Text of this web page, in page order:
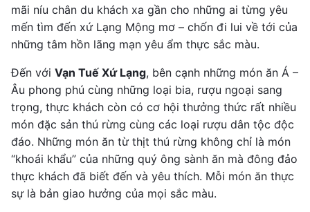
mãi níu chân du khách xa gần cho những ai từng yêu
mến tìm đến xứ Lạng Mộng mơ – chốn đi lui về tới của
những tâm hồn lãng mạn yêu ẩm thực sắc màu.
Đến với Vạn Tuế Xứ Lạng, bên cạnh những món ăn Á –
Âu phong phú cùng những loại bia, rượu ngoại sang
trọng, thực khách còn có cơ hội thưởng thức rất nhiều
món đặc sản thú rừng cùng các loại rượu dân tộc độc
đáo. Những món ăn từ thịt thú rừng không chỉ là món
“khoái khẩu” của những quý ông sành ăn mà đông đảo
thực khách đã biết đến và yêu thích. Mỗi món ăn thực
sự là bản giao hưởng của mọi sắc màu.